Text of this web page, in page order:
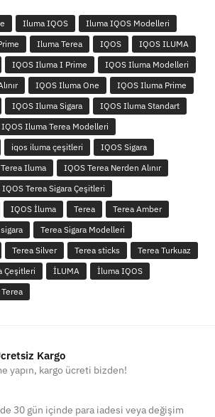
Iluma IQOS
Iluma IQOS Modelleri
Iluma Terea IQOS
IQOS ILUMA
IQOS Iluma I Prime
IQOS Iluma Modelleri
IQOS Iluma One
IQOS Iluma Prime
IQOS Iluma Sigara
IQOS Iluma Standart
IQOS Iluma Terea Modelleri
iqos iluma çeşitleri
IQOS Sigara
Iluma
IQOS Terea Nerden Alınır
IQOS Terea Sigara Çeşitleri
IQOS İluma Terea
Terea Amber
Terea Sigara Modelleri
Terea Silver Terea sticks
Terea Turkuaz
Çeşitleri İLUMA
İluma IQOS
Kargo
yapın, kargo ücreti bizden!
30 gün içinde para iadesi veya değişim